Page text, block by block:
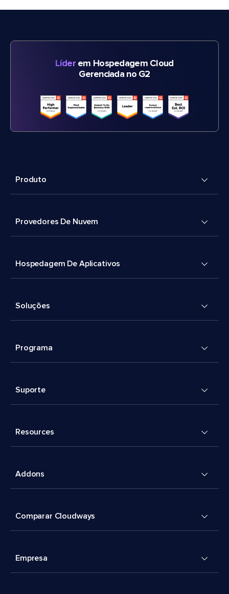
Líderem Hospedagem Cloud
Gerenciada no G2
Produto
Provedores De Nuvem
Hospedagem De Aplicativos
Soluções
Programa
Suporte
Resources
Addons
Comparar Cloudways
Empresa